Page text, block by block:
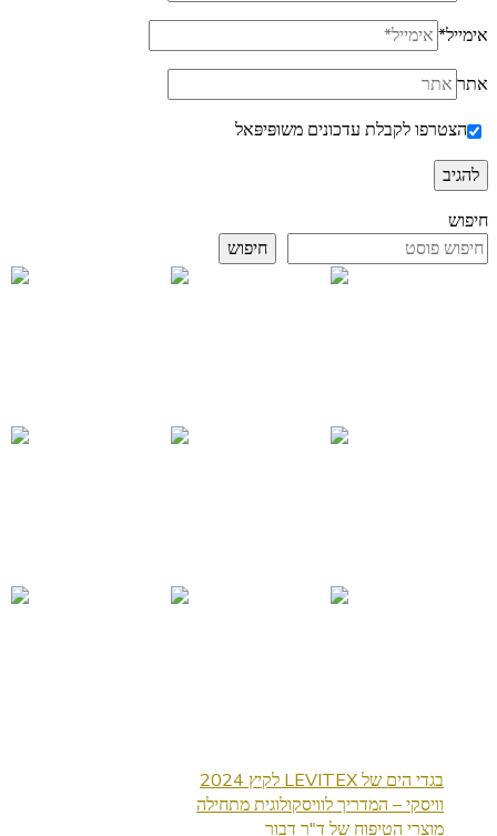
אימייל*
אתר
הצטרפו לקבלת עדכונים משופּיפּאל
חיפוש
חיפוש
בגדי הים של LEVITEX לקיץ 2024
וויסקי – המדריך לוויסקולוגית מתחילה
מוצרי הטיפוח של ד"ר דבור